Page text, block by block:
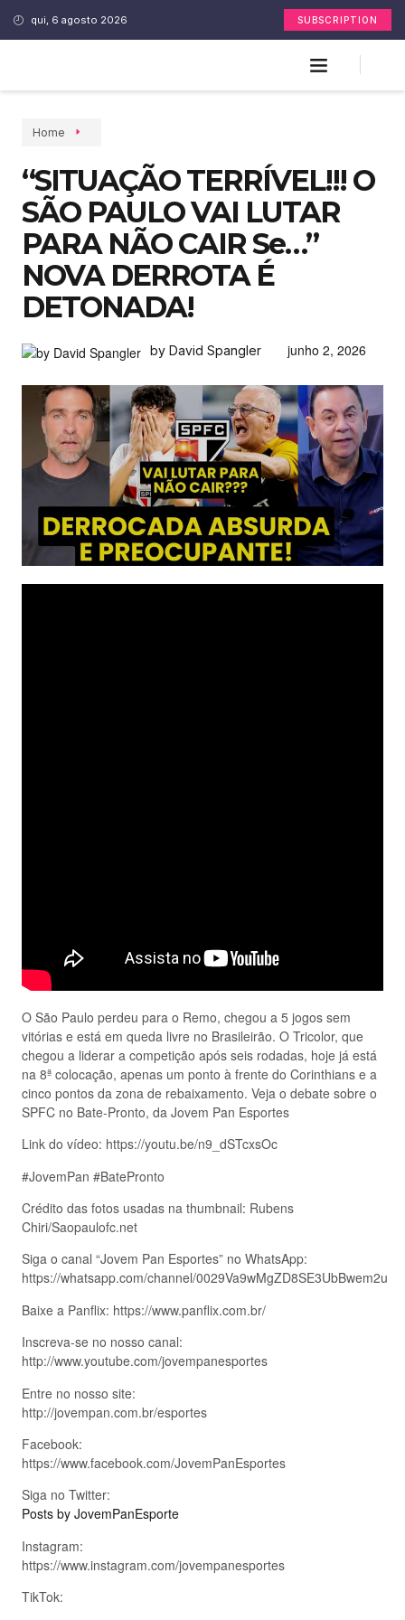
qui, 6 agosto 2026 SUBSCRIPTION
Home
“SITUAÇÃO TERRÍVEL!!! O
SÃO PAULO VAI LUTAR
PARA NÃO CAIR Se…”
NOVA DERROTA É
DETONADA!
by David Spangler junho 2, 2026
O São Paulo perdeu para o Remo, chegou a 5 jogos sem
vitórias e está em queda livre no Brasileirão. O Tricolor, que
chegou a liderar a competição após seis rodadas, hoje já está
na 8ª colocação, apenas um ponto à frente do Corinthians e a
cinco pontos da zona de rebaixamento. Veja o debate sobre o
SPFC no Bate-Pronto, da Jovem Pan Esportes
Link do vídeo: https://youtu.be/n9_dSTcxsOc
#JovemPan #BatePronto
Crédito das fotos usadas na thumbnail: Rubens
Chiri/Saopaulofc.net
Siga o canal “Jovem Pan Esportes” no WhatsApp:
https://whatsapp.com/channel/0029Va9wMgZD8SE3UbBwem2u
Baixe a Panflix: https://www.panflix.com.br/
Inscreva-se no nosso canal:
http://www.youtube.com/jovempanesportes
Entre no nosso site:
http://jovempan.com.br/esportes
Facebook:
https://www.facebook.com/JovemPanEsportes
Siga no Twitter:
Posts by JovemPanEsporte
Instagram:
https://www.instagram.com/jovempanesportes
TikTok: